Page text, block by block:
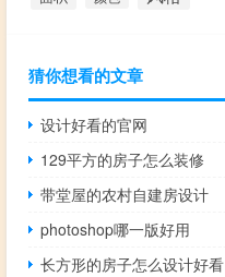
猜你想看的文章
设计好看的官网
129平方的房子怎么装修
带堂屋的农村自建房设计
photoshop哪一版好用
长方形的房子怎么设计好看